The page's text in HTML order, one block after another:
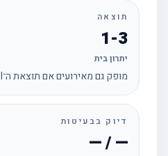
תוצאה
1-3
יתרון בית
מופק גם מאירועים אם תוצאת ה־API לא זמינה
דיוק בבעיטות
— / —